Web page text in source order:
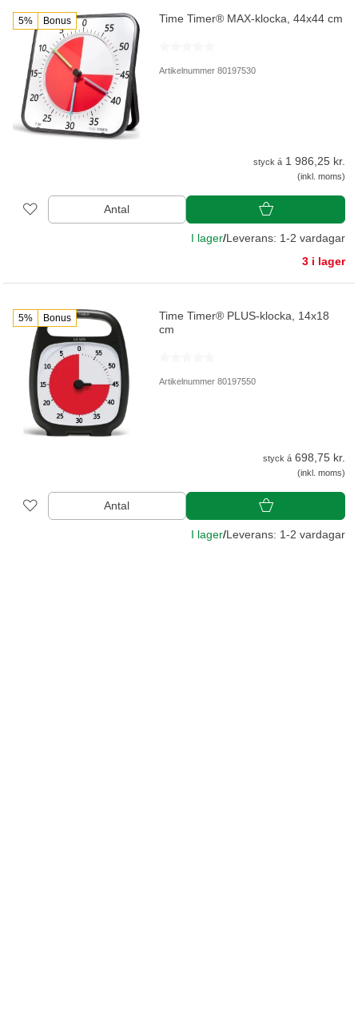
5% Bonus Time Timer® MAX-klocka, 44x44 cm
Artikelnummer 80197530
styck á 1 986,25 kr.
(inkl. moms)
Antal
I lager/Leverans: 1-2 vardagar
3 i lager
5% Bonus
Time Timer® PLUS-klocka, 14x18
cm
Artikelnummer 80197550
styck á 698,75 kr.
(inkl. moms)
Antal
I lager/Leverans: 1-2 vardagar